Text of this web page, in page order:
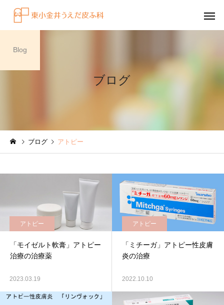
水虫（足白癬）を放置する
円形脱毛症になぜ「光
療法）の効果について
ブログ
Blog
ブログ アトピー
アトピー
「モイゼルト軟膏」アトピー
治療の治療薬
2023.03.19
アトピー
「ミチーガ」アトピー性皮膚
炎の治療
2022.10.10